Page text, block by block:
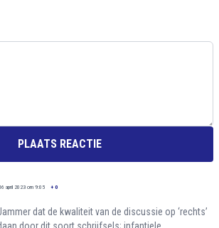
PLAATS REACTIE
16 april 2023 om 9:05 + 0
dat de kwaliteit van de discussie op ‘rechts’